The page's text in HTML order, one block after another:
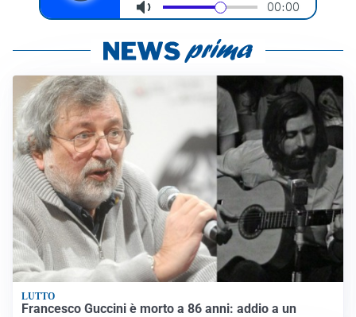
LUTTO
Francesco Guccini è morto a 86 anni: addio a un